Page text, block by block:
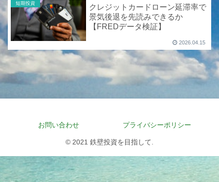
短期投資
クレジットカードローン延滞率で
景気後退を先読みできるか
【FREDデータ検証】
2026.04.15
お問い合わせ プライバシーポリシー
© 2021 鉄壁投資を目指して.